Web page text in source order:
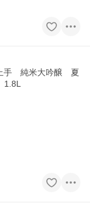
手 純米大吟醸 夏